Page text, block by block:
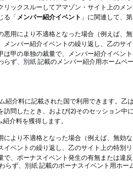
リックスルーしてアマゾン・サイト上の
る「 メンバー紹介イベント 」に関連して、
悪用により不適格となった場合（例えば
ンバー紹介イベントの繰り返し、乙の
甲の単独の裁量で、メンバー紹介イベン
らず、 別紙記載のメンバー紹介用ホームペ
紹介料に記載された国で利用できます。乙
問したとき、および(2)そのセッション中
介料を獲得します。
より不適格となった場合（例えば、無
イベントの繰り返し、乙のサイト上の特
、ボーナスイベント発生の有無または違
らず、 別紙記載のボーナスイベント用ホー